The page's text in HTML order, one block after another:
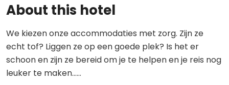
About this hotel
We kiezen onze accommodaties met zorg. Zijn ze
echt tof? Liggen ze op een goede plek? Is het er
schoon en zijn ze bereid om je te helpen en je reis nog
leuker te maken……